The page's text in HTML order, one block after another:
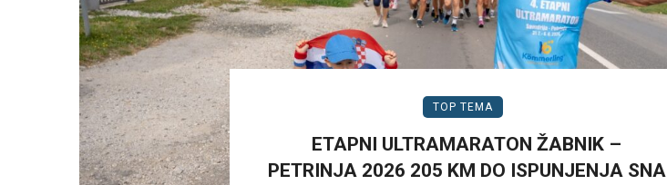
TOP TEMA
ETAPNI ULTRAMARATON ŽABNIK –
PETRINJA 2026 205 KM DO ISPUNJENJA SNA